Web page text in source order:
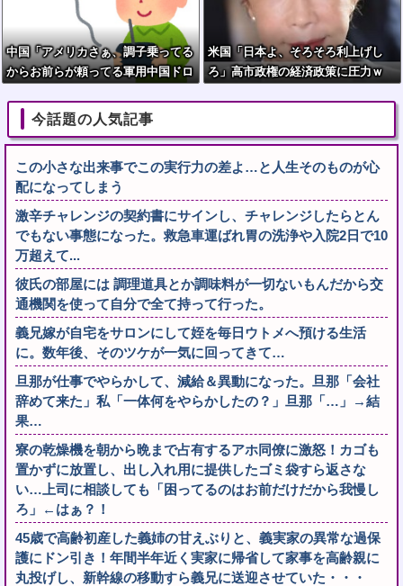
中国「アメリカさぁ、調子乗ってる
からお前らが頼ってる軍用中国ドロ
米国「日本よ、そろそろ利上げし
ろ」高市政権の経済政策に圧力ｗ
今話題の人気記事
この小さな出来事でこの実行力の差よ…と人生そのものが心
配になってしまう
激辛チャレンジの契約書にサインし、チャレンジしたらとん
でもない事態になった。救急車運ばれ胃の洗浄や入院2日で10
万超えて...
彼氏の部屋には 調理道具とか調味料が一切ないもんだから交
通機関を使って自分で全て持って行った。
義兄嫁が自宅をサロンにして姪を毎日ウトメへ預ける生活
に。数年後、そのツケが一気に回ってきて…
旦那が仕事でやらかして、減給＆異動になった。旦那「会社
辞めて来た」私「一体何をやらかしたの？」旦那「…」→結
果…
寮の乾燥機を朝から晩まで占有するアホ同僚に激怒！カゴも
置かずに放置し、出し入れ用に提供したゴミ袋すら返さな
い…上司に相談しても「困ってるのはお前だけだから我慢し
ろ」←はぁ？！
45歳で高齢初産した義姉の甘えぶりと、義実家の異常な過保
護にドン引き！年間半年近く実家に帰省して家事を高齢親に
丸投げし、新幹線の移動すら義兄に送迎させていた・・・